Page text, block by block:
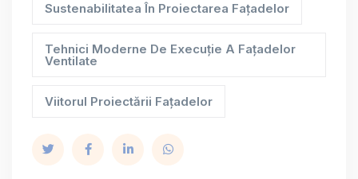
Sustenabilitatea În Proiectarea Fațadelor
Tehnici Moderne De Execuție A Fațadelor
Ventilate
Viitorul Proiectării Fațadelor